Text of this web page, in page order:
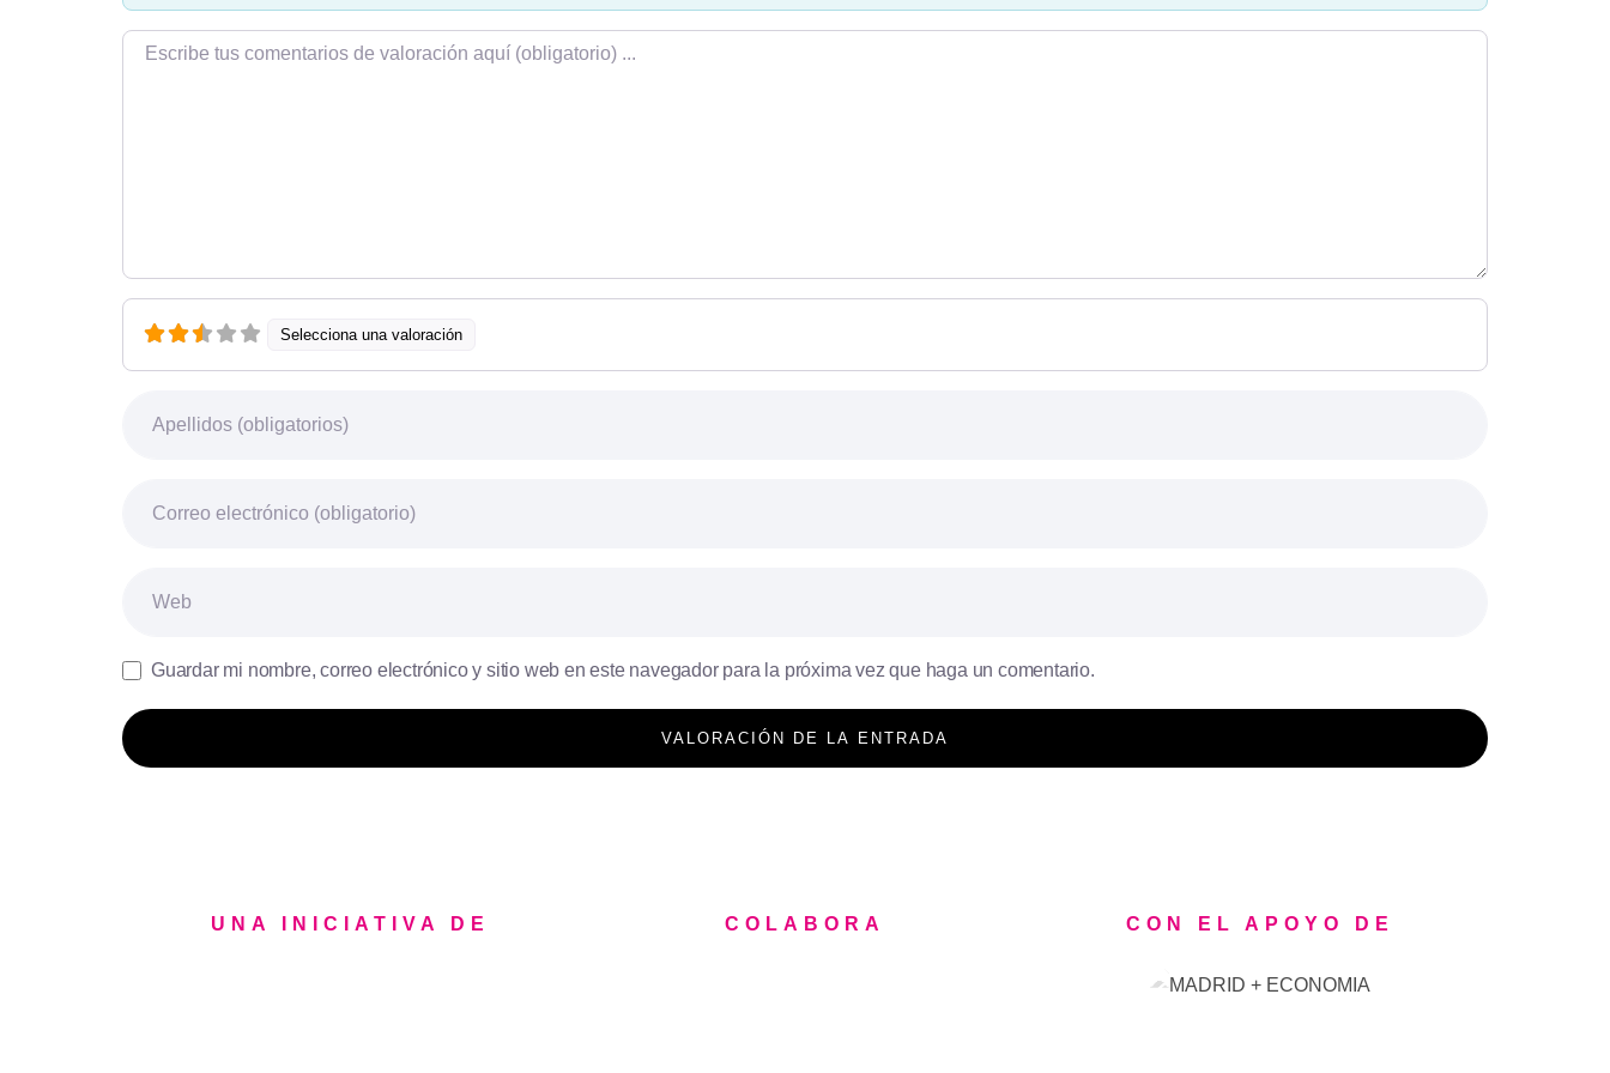
Texto de la reseña
Selecciona una valoración
Guardar mi nombre, correo electrónico y sitio web en este navegador para la próxima vez que haga un comentario.
UNA INICIATIVA DE COLABORA CON EL APOYO DE